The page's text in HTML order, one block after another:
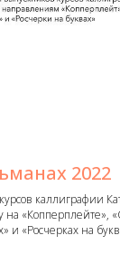
2022
каллиграфии
на «Копперплейте»,
и «Росчерках на